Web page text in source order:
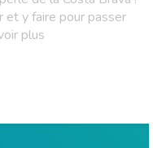
et y faire pour passer
plus